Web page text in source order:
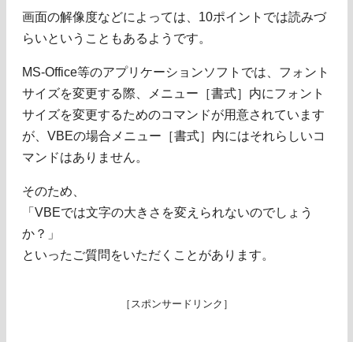
画面の解像度などによっては、10ポイントでは読みづ
らいということもあるようです。
MS-Office等のアプリケーションソフトでは、フォント
サイズを変更する際、メニュー［書式］内にフォント
サイズを変更するためのコマンドが用意されています
が、VBEの場合メニュー［書式］内にはそれらしいコ
マンドはありません。
そのため、
「VBEでは文字の大きさを変えられないのでしょう
か？」
といったご質問をいただくことがあります。
［スポンサードリンク］